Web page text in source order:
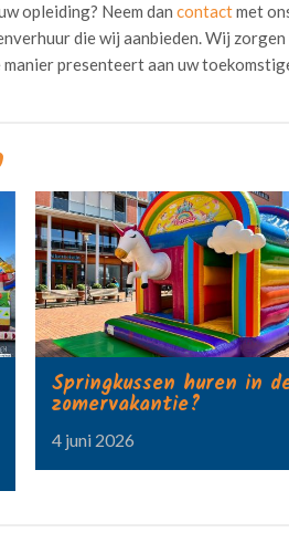
opleiding? Neem dan contactmet
die wij aanbieden. Wij
presenteert aan uw
Springkussen huren in
zomervakantie?
4 juni 2026